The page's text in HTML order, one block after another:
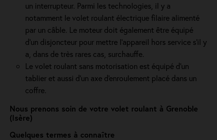
un interrupteur. Parmi les technologies, il y a
notamment le volet roulant électrique filaire alimenté
par un câble. Le moteur doit également être équipé
d'un disjoncteur pour mettre l'appareil hors service s'il y
a, dans de très rares cas, surchauffe.
Le volet roulant sans motorisation est équipé d'un
tablier et aussi d'un axe d'enroulement placé dans un
coffre.
Nous prenons soin de votre volet roulant à Grenoble
(Isère)
Quelques termes à connaître